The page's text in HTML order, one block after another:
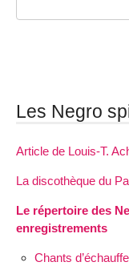
Les Negro
Article de Louis-T.
La discothèque du
Le répertoire des
enregistrements
Chants